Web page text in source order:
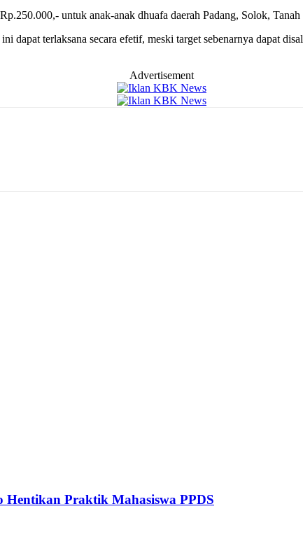
untuk anak-anak dhuafa daerah Padang, Solok,
terlaksana secara efetif, meski target sebenarnya dapat
Advertisement
Praktik Mahasiswa PPDS